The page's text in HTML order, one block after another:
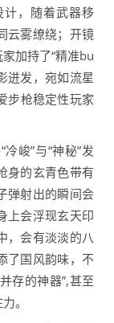
计，随着武器移
云雾缭绕；开镜
加持了“精准bu
迸发，宛如流星
步枪稳定性玩家
峻”与“神秘”发
身的玄青色带有
弹射出的瞬间会
上会浮现玄天印
，会有淡淡的八
了国风韵味，不
存的神器”,甚至
。